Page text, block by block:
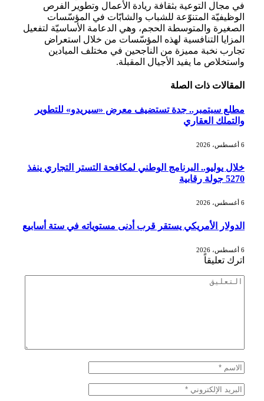
في مجال التوعية بثقافة ريادة الأعمال وتطوير الفرص
الوظيفيّة المتنوّعة للشباب والشابّات في المؤسّسات
الصغيرة والمتوسطة الحجم، وهي الدعامة الأساسيّة لتفعيل
المزايا التنافسية لهذه المؤسّسات من خلال استعراض
تجارب نخبة مميزة من الناجحين في مختلف الميادين
واستخلاص ما يفيد الأجيال المقبلة.
المقالات ذات الصلة
مطلع سبتمبر.. جدة تستضيف معرض «سيريدو» للتطوير
والتملك العقاري
6 أغسطس، 2026
خلال يوليو.. البرنامج الوطني لمكافحة التستر التجاري ينفذ
5270 جولة رقابية
6 أغسطس، 2026
الدولار الأمريكي يستقر قرب أدنى مستوياته في ستة أسابيع
6 أغسطس، 2026
اترك تعليقاً